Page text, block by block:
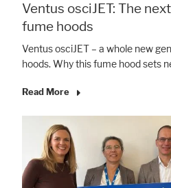
Ventus osciJET: The
fume hoods
Ventus osciJET – a whole new
hoods. Why this fume hood sets
Read More